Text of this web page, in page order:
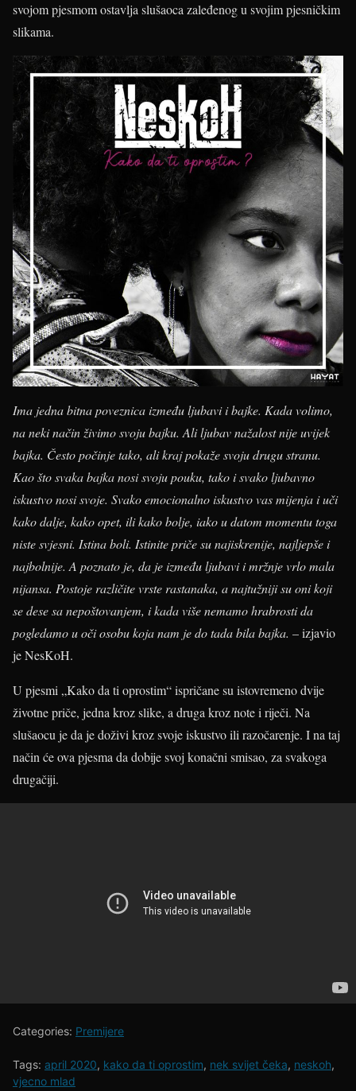
svojom pjesmom ostavlja slušaoca zaleđenog u svojim pjesničkim
slikama.
Ima jedna bitna poveznica između ljubavi i bajke. Kada volimo,
na neki način živimo svoju bajku. Ali ljubav nažalost nije uvijek
bajka. Često počinje tako, ali kraj pokaže svoju drugu stranu.
Kao što svaka bajka nosi svoju pouku, tako i svako ljubavno
iskustvo nosi svoje. Svako emocionalno iskustvo vas mijenja i uči
kako dalje, kako opet, ili kako bolje, iako u datom momentu toga
niste svjesni. Istina boli. Istinite priče su najiskrenije, najljepše i
najbolnije. A poznato je, da je između ljubavi i mržnje vrlo mala
nijansa. Postoje različite vrste rastanaka, a najtužniji su oni koji
se dese sa nepoštovanjem, i kada više nemamo hrabrosti da
pogledamo u oči osobu koja nam je do tada bila bajka. – izjavio
je NesKoH.
U pjesmi „Kako da ti oprostim“ ispričane su istovremeno dvije
životne priče, jedna kroz slike, a druga kroz note i riječi. Na
slušaocu je da je doživi kroz svoje iskustvo ili razočarenje. I na taj
način će ova pjesma da dobije svoj konačni smisao, za svakoga
drugačiji.
Categories: Premijere
Tags: april 2020, kako da ti oprostim, nek svijet čeka, neskoh,
vjecno mlad